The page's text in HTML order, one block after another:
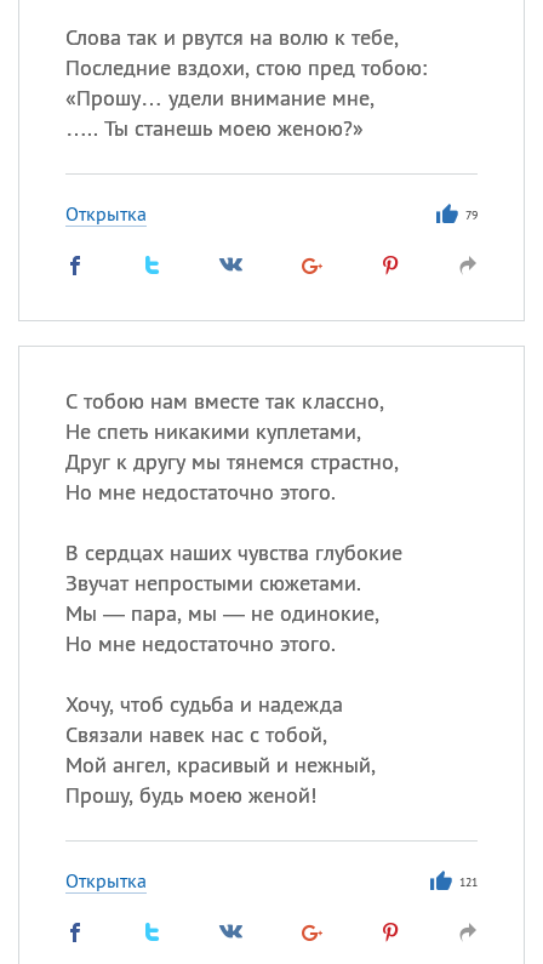
Слова так и рвутся на волю к тебе,
Последние вздохи, стою пред тобою:
«Прошу… удели внимание мне,
….. Ты станешь моею женою?»
Открытка 79
С тобою нам вместе так классно,
Не спеть никакими куплетами,
Друг к другу мы тянемся страстно,
Но мне недостаточно этого.
В сердцах наших чувства глубокие
Звучат непростыми сюжетами.
Мы — пара, мы — не одинокие,
Но мне недостаточно этого.
Хочу, чтоб судьба и надежда
Связали навек нас с тобой,
Мой ангел, красивый и нежный,
Прошу, будь моею женой!
Открытка 121